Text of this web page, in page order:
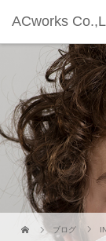
ACworks
ブログ